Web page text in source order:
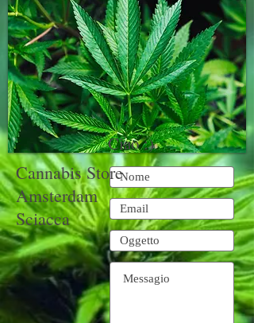
Ciao :)
Cannabis Store
Amsterdam
Sciacca